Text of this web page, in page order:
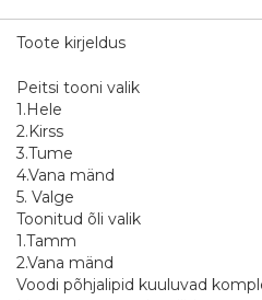
Toote kirjeldus
Peitsi tooni valik
1.Hele
2.Kirss
3.Tume
4.Vana mänd
5. Valge
Toonitud õli valik
1.Tamm
2.Vana mänd
Voodi põhjalipid kuuluvad